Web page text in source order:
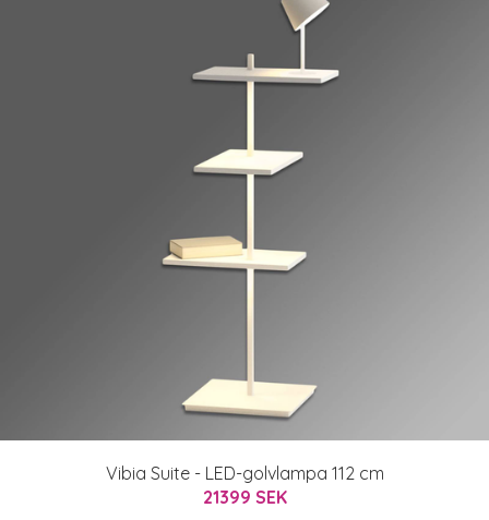
Vibia Suite - LED-golvlampa 112 cm
21399 SEK